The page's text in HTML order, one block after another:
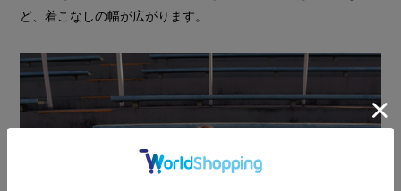
ど、着こなしの幅が広がります。